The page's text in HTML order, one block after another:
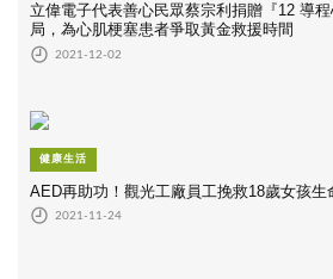
立偉電子代表善心民眾蔡宗利捐贈『12 導
局，為心肌梗塞患者爭取黃金救援時間
2021-12-02
健康生活
AED再助功！觀光工廠員工挽救18歲女孩生
2021-11-24